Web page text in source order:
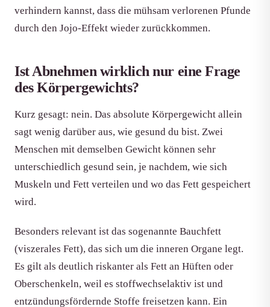
verhindern kannst, dass die mühsam verlorenen Pfunde
durch den Jojo-Effekt wieder zurückkommen.
Ist Abnehmen wirklich nur eine Frage
des Körpergewichts?
Kurz gesagt: nein. Das absolute Körpergewicht allein
sagt wenig darüber aus, wie gesund du bist. Zwei
Menschen mit demselben Gewicht können sehr
unterschiedlich gesund sein, je nachdem, wie sich
Muskeln und Fett verteilen und wo das Fett gespeichert
wird.
Besonders relevant ist das sogenannte Bauchfett
(viszerales Fett), das sich um die inneren Organe legt.
Es gilt als deutlich riskanter als Fett an Hüften oder
Oberschenkeln, weil es stoffwechselaktiv ist und
entzündungsfördernde Stoffe freisetzen kann. Ein